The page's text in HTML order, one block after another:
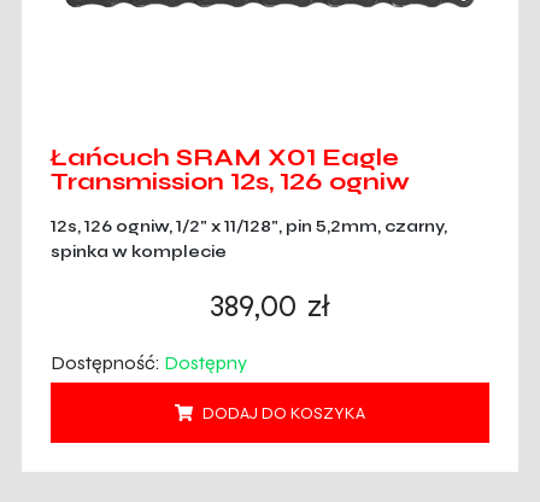
Łańcuch SRAM X01 Eagle
Transmission 12s, 126 ogniw
12s, 126 ogniw, 1/2" x 11/128", pin 5,2mm, czarny,
spinka w komplecie
389,00 zł
Dostępność: Dostępny
DODAJ DO KOSZYKA